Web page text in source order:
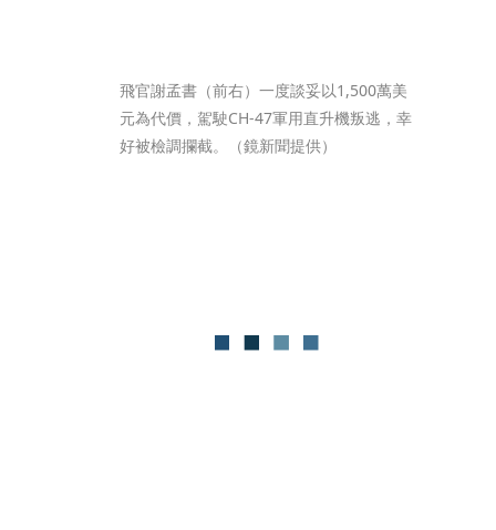
飛官謝孟書（前右）一度談妥以1,500萬美
元為代價，駕駛CH-47軍用直升機叛逃，幸
好被檢調攔截。（鏡新聞提供）